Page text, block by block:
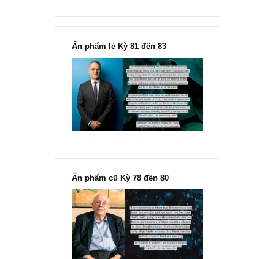
Chu kỳ trong thái độ của đám
đông đối với rủi ro, Ngài Howard
Marks
“Đừng sợ mua cổ phiếu dài hạn
chỉ vì chiến tranh”, ngài Philip
Fisher